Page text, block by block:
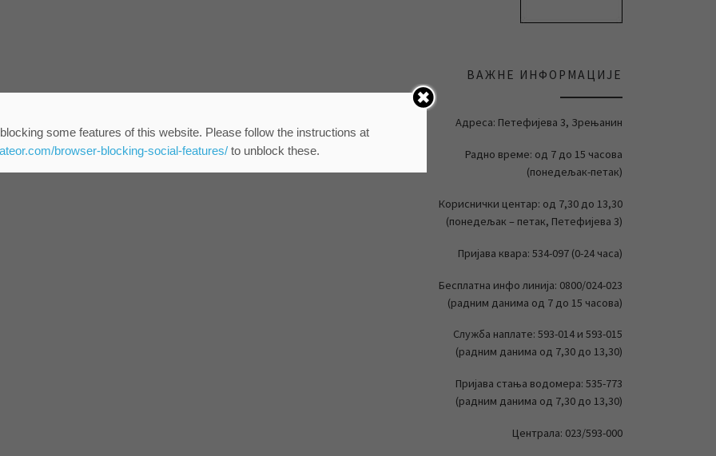
ВАЖНЕ ИНФОРМАЦИЈЕ
Адреса: Петефијева 3, Зрењанин
Радно време: од 7 до 15 часова
(понедељак-петак)
Кориснички центар: од 7,30 до 13,30
(понедељак – петак, Петефијева 3)
Пријава квара: 534-097 (0-24 часа)
Бесплатна инфо линија: 0800/024-023
(радним данима од 7 до 15 часова)
Служба наплате: 593-014 и 593-015
(радним данима од 7,30 до 13,30)
Пријава стања водомера: 535-773
(радним данима од 7,30 до 13,30)
Централа: 023/593-000
some features of this website. Please follow the instructions at
browser-blocking-social-features/to unblock these.